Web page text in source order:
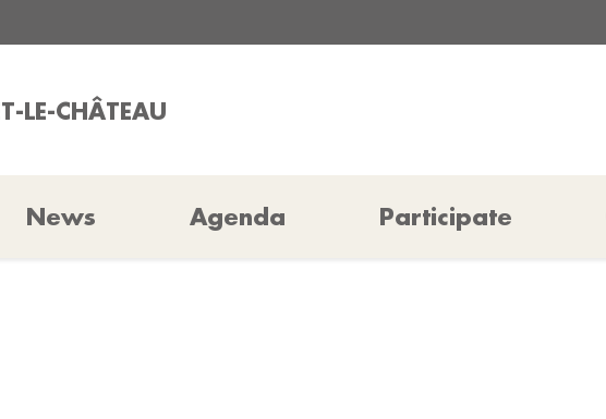
LE-CHÂTEAU
News Agenda Participate